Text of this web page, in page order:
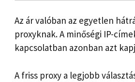
Az ár valóban az egyetlen
proxyknak. A minőségi IP-
kapcsolatban azonban azt
A friss proxy a legjobb